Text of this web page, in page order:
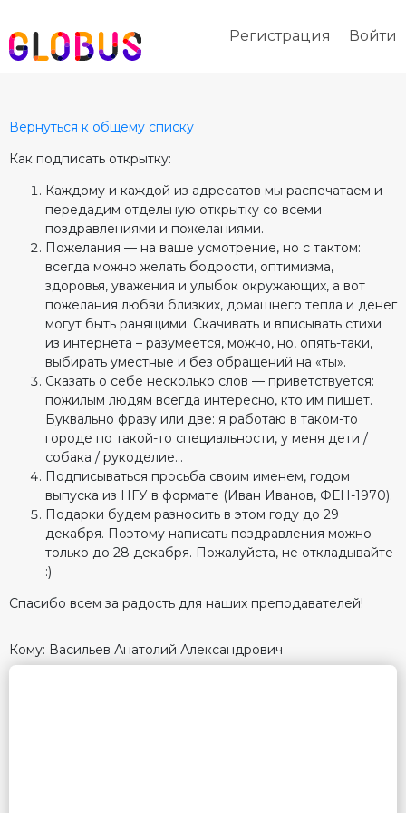
Регистрация Войти
Вернуться к общему списку
Как подписать открытку:
Каждому и каждой из адресатов мы распечатаем и
передадим отдельную открытку со всеми
поздравлениями и пожеланиями.
Пожелания — на ваше усмотрение, но с тактом:
всегда можно желать бодрости, оптимизма,
здоровья, уважения и улыбок окружающих, а вот
пожелания любви близких, домашнего тепла и денег
могут быть ранящими. Скачивать и вписывать стихи
из интернета – разумеется, можно, но, опять-таки,
выбирать уместные и без обращений на «ты».
Сказать о себе несколько слов — приветствуется:
пожилым людям всегда интересно, кто им пишет.
Буквально фразу или две: я работаю в таком-то
городе по такой-то специальности, у меня дети /
собака / рукоделие…
Подписываться просьба своим именем, годом
выпуска из НГУ в формате (Иван Иванов, ФЕН-1970).
Подарки будем разносить в этом году до 29
декабря. Поэтому написать поздравления можно
только до 28 декабря. Пожалуйста, не откладывайте
:)
Спасибо всем за радость для наших преподавателей!
Кому: Васильев Анатолий Александрович